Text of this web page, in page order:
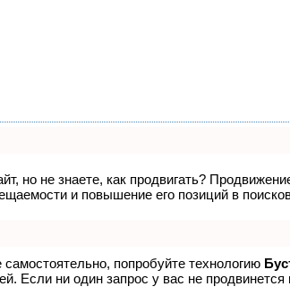
но не знаете, как продвигать?
и повышение его позиций в
попробуйте технологию
Если ни один запрос у вас не продвинется